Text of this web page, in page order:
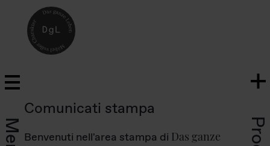
Comunicati stampa
Benvenuti nell'area stampa di Das ganze